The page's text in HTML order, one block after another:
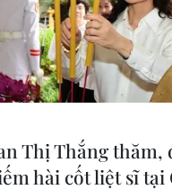
condotel vượt quá thẩm
Bộ, ngành vẫn phải
pháp lý.
Thị Thắng thăm,
hài cốt liệt sĩ tại